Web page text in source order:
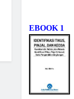
EBOOK 1